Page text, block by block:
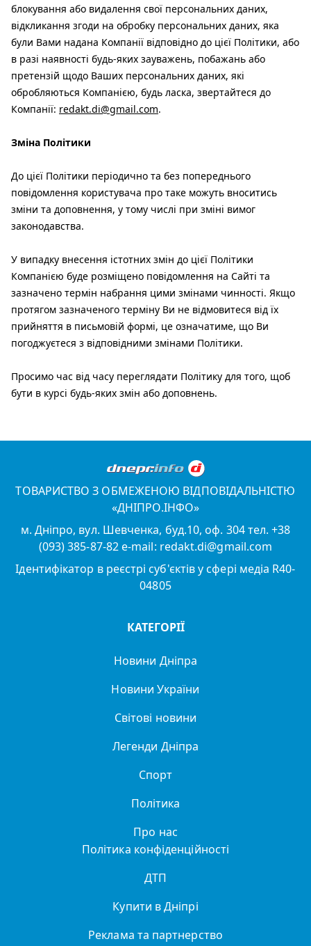
блокування або видалення свої персональних даних,
відкликання згоди на обробку персональних даних, яка
були Вами надана Компанії відповідно до цієї Політики, або
в разі наявності будь-яких зауважень, побажань або
претензій щодо Ваших персональних даних, які
обробляються Компанією, будь ласка, звертайтеся до
Компанії: redakt.di@gmail.com.
Зміна Політики
До цієї Політики періодично та без попереднього
повідомлення користувача про таке можуть вноситись
зміни та доповнення, у тому числі при зміні вимог
законодавства.
У випадку внесення істотних змін до цієї Політики
Компанією буде розміщено повідомлення на Сайті та
зазначено термін набрання цими змінами чинності. Якщо
протягом зазначеного терміну Ви не відмовитеся від їх
прийняття в письмовій формі, це означатиме, що Ви
погоджуєтеся з відповідними змінами Політики.
Просимо час від часу переглядати Політику для того, щоб
бути в курсі будь-яких змін або доповнень.
ТОВАРИСТВО З ОБМЕЖЕНОЮ ВІДПОВІДАЛЬНІСТЮ
«ДНІПРО.ІНФО»
м. Дніпро, вул. Шевченка, буд.10, оф. 304 тел. +38
(093) 385-87-82 e-mail: redakt.di@gmail.com
Ідентифікатор в реєстрі суб'єктів у сфері медіа R40-
04805
КАТЕГОРІЇ
Новини Дніпра
Новини України
Світові новини
Легенди Дніпра
Спорт
Політика
Про нас
Політика конфіденційності
ДТП
Купити в Дніпрі
Реклама та партнерство